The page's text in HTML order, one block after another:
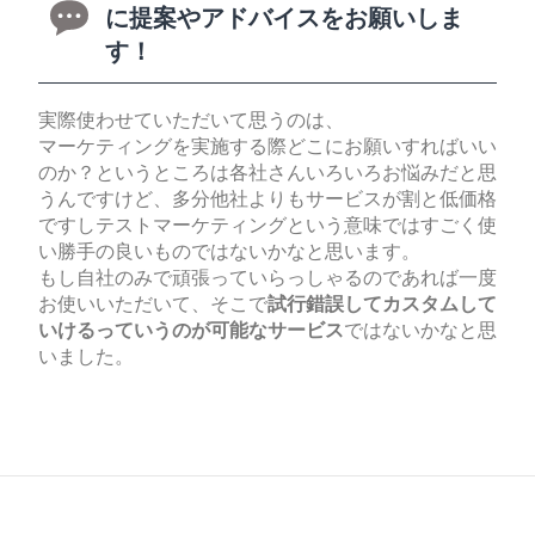
に提案やアドバイスをお願いしま
す！
実際使わせていただいて思うのは、
マーケティングを実施する際どこにお願いすればいい
のか？というところは各社さんいろいろお悩みだと思
うんですけど、多分他社よりもサービスが割と低価格
ですしテストマーケティングという意味ではすごく使
い勝手の良いものではないかなと思います。
もし自社のみで頑張っていらっしゃるのであれば一度
お使いいただいて、そこで試行錯誤してカスタムして
いけるっていうのが可能なサービスではないかなと思
いました。